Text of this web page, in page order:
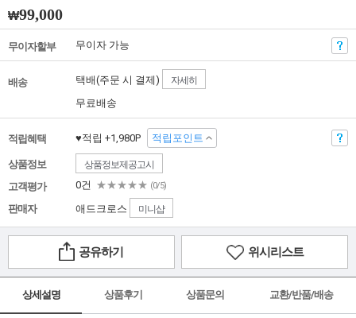
₩99,000
무이자할부 무이자 가능
배송 택배(주문 시 결제) 자세히
무료배송
적립혜택 ♥적립 +1,980P 적립포인트
상품정보 상품정보제공고시
고객평가 0건 ★★★★★ (0/5)
판매자 애드크로스 미니샵
공유하기 위시리스트
상세설명 상품후기 상품문의 교환/반품/배송